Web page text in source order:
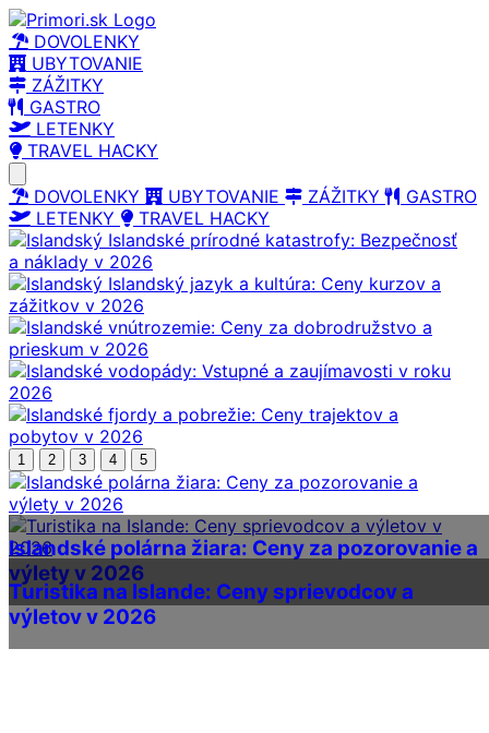
DOVOLENKY
UBYTOVANIE
ZÁŽITKY
GASTRO
LETENKY
TRAVEL HACKY
DOVOLENKY UBYTOVANIE ZÁŽITKY
GASTRO
LETENKY
TRAVEL HACKY
1 2 3 4 5
Islandské polárna žiara: Ceny za pozorovanie a
výlety v 2026
Turistika na Islande: Ceny sprievodcov a
výletov v 2026